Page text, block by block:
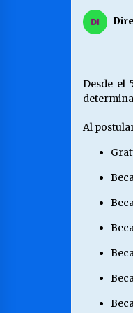
Desde el
Al